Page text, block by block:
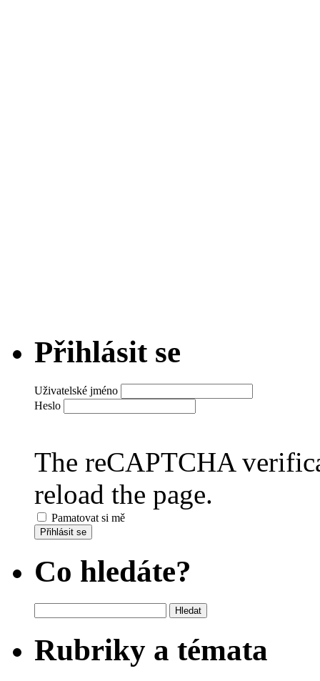
Přihlásit se
Uživatelské jméno
Heslo
The reCAPTCHA
reload the page.
Pamatovat si mě
Přihlásit se
Co hledáte?
Rubriky a témata